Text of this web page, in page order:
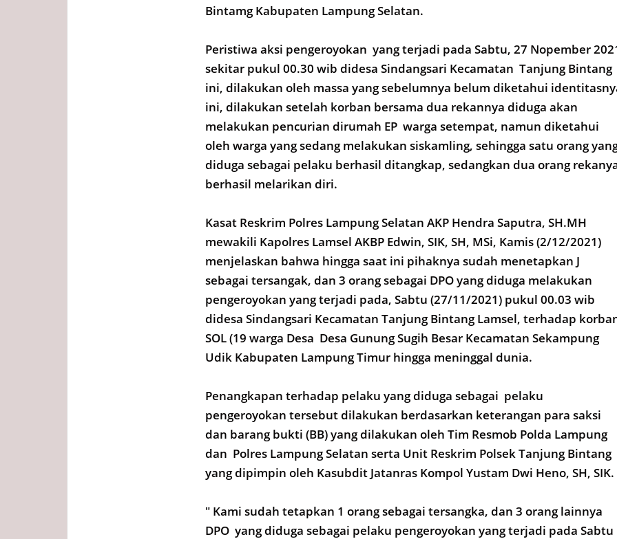
Bintamg Kabupaten Lampung Selatan.
Peristiwa aksi pengeroyokan yang terjadi pada Sabtu, 27 Nopember
sekitar pukul 00.30 wib didesa Sindangsari Kecamatan Tanjung Bintang
ini, dilakukan oleh massa yang sebelumnya belum diketahui
ini, dilakukan setelah korban bersama dua rekannya diduga akan
melakukan pencurian dirumah EP warga setempat, namun diketahui
oleh warga yang sedang melakukan siskamling, sehingga satu orang
diduga sebagai pelaku berhasil ditangkap, sedangkan dua orang
berhasil melarikan diri.
Kasat Reskrim Polres Lampung Selatan AKP Hendra Saputra, SH.MH
mewakili Kapolres Lamsel AKBP Edwin, SIK, SH, MSi, Kamis (2/12/2021)
menjelaskan bahwa hingga saat ini pihaknya sudah menetapkan J
sebagai tersangak, dan 3 orang sebagai DPO yang diduga melakukan
pengeroyokan yang terjadi pada, Sabtu (27/11/2021) pukul 00.03 wib
didesa Sindangsari Kecamatan Tanjung Bintang Lamsel, terhadap
SOL (19 warga Desa Desa Gunung Sugih Besar Kecamatan Sekampung
Udik Kabupaten Lampung Timur hingga meninggal dunia.
Penangkapan terhadap pelaku yang diduga sebagai pelaku
pengeroyokan tersebut dilakukan berdasarkan keterangan para saksi
dan barang bukti (BB) yang dilakukan oleh Tim Resmob Polda Lampung
dan Polres Lampung Selatan serta Unit Reskrim Polsek Tanjung Bintang
yang dipimpin oleh Kasubdit Jatanras Kompol Yustam Dwi Heno, SH, SIK.
" Kami sudah tetapkan 1 orang sebagai tersangka, dan 3 orang lainnya
DPO yang diduga sebagai pelaku pengeroyokan yang terjadi pada Sabtu